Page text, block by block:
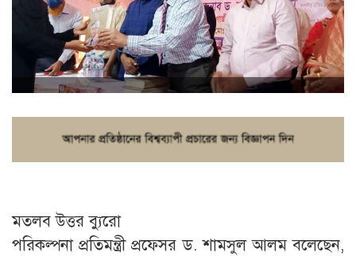
মতলব উত্তর ব্যুরো
পরিকল্পনা প্রতিমন্ত্রী প্রফেসর ড. শামসুল আলম বলেছেন,